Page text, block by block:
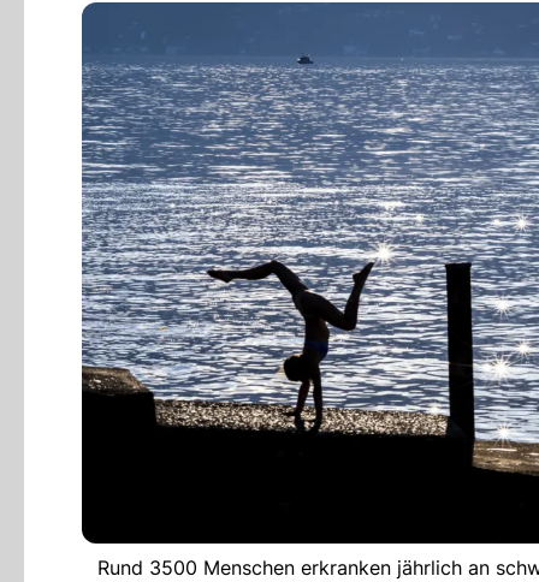
Rund 3500 Menschen erkranken jährlich an